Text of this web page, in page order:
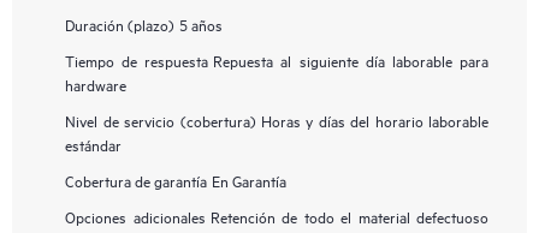
Duración (plazo) 5 años
Tiempo de respuesta Repuesta al siguiente día laborable para
hardware
Nivel de servicio (cobertura) Horas y días del horario laborable
estándar
Cobertura de garantía En Garantía
Opciones adicionales Retención de todo el material defectuoso